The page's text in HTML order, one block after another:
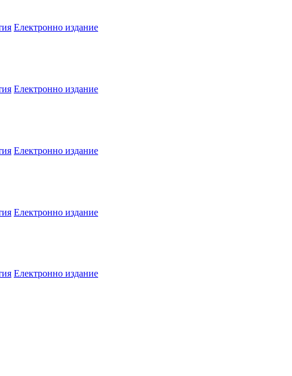
Електронно издание
Електронно издание
Електронно издание
Електронно издание
Електронно издание